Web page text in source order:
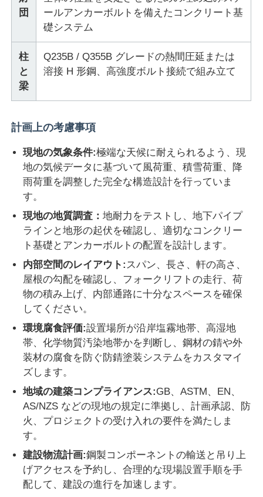
鉄骨建築材料
鶏舎
牛棚
スチールガレージ
団
ールアンカーボルトを備えたコンクリート基
礎システム
柱
と
梁
Q235B / Q355B グレードの熱間圧延または
溶接 H 形鋼、高強度ボルト接続で組み立て
計画上の考慮事項
現地の気象条件:極端な天候に耐えられるよう、現
地の気候データに基づいて風荷重、積雪荷重、降
雨荷重を調整した完全な構造設計を行っていま
す。
現地の地質調査：地耐力をテストし、地下パイプ
ラインと地形の起伏を確認し、適切なコンクリー
ト基礎とアンカーボルトの配置を設計します。
内部空間のレイアウト: スパン、長さ、軒の高さ、
屋根の勾配を確認し、フォークリフトの走行、荷
物の積み上げ、内部通路に十分なスペースを確保
してください。
環境腐食評価:設置場所が沿岸塩霧地帯、高湿地
帯、化学物質汚染地帯かを判断し、鋼材の錆や外
装材の腐食を防ぐ防錆塗装システムをカスタマイ
ズします。
地域の建築コンプライアンス:GB、ASTM、EN、
AS/NZS などの現地の規定に準拠し、計画承認、防
火、プロジェクトの受け入れの要件を満たしま
す。
建設物流計画:鋼製コンポーネントの輸送と吊り上
げアクセスを予約し、合理的な現場設置手順を手
配して、建設の進行を加速します。